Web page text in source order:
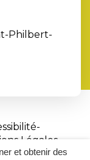
et obtenir des
Philbert-
Légales